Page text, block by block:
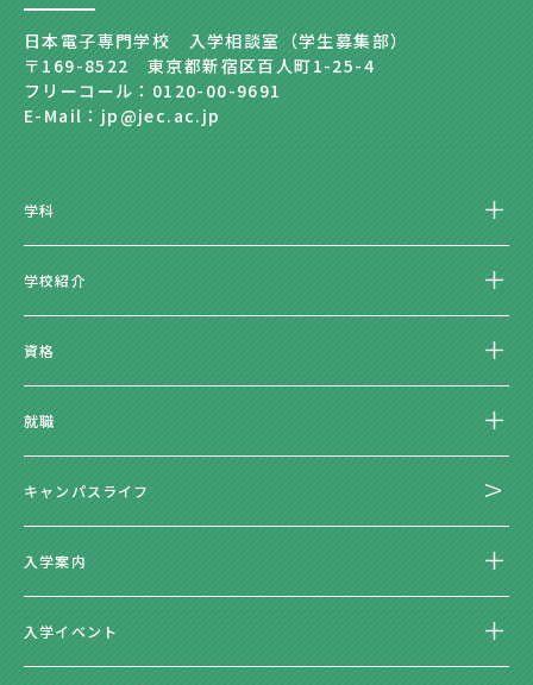
日本電子専門学校 入学相談室（学生募集部）
〒169-8522 東京都新宿区百人町1-25-4
フリーコール：0120-00-9691
E-Mail：jp@jec.ac.jp
学科
学校紹介
資格
就職
キャンパスライフ
入学案内
入学イベント